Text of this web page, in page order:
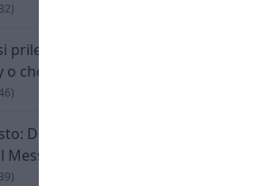
priletel do Argentíny, denník
chorobe jeho otca
De Paul po góle odhalil dres,
Messimu po strate otca